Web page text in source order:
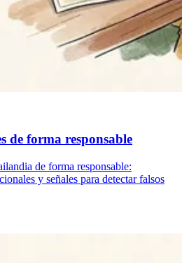
de forma responsable
de forma responsable:
y señales para detectar falsos